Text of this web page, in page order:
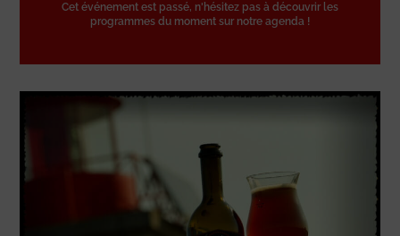
Cet événement est passé, n'hésitez pas à découvrir les
programmes du moment sur notre agenda !